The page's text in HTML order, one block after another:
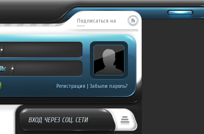
Подписаться на
RSS
Регистрация | Забыли пароль?
ВХОД ЧЕРЕЗ СОЦ. СЕТИ